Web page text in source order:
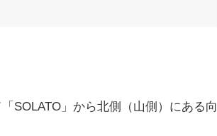
SOLATO」から北側（山側）にある向